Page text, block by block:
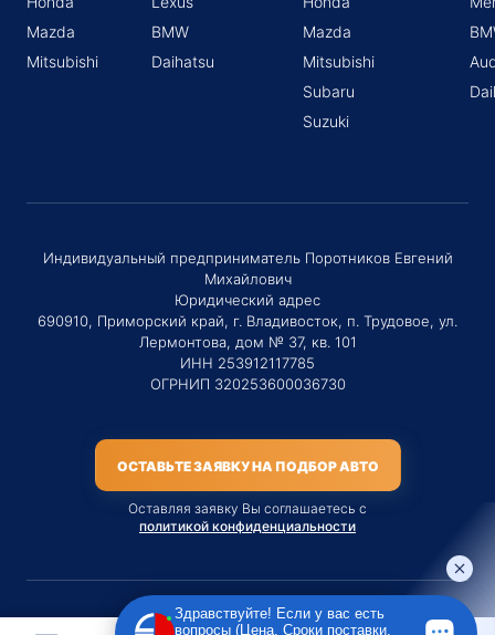
Mazda
Mitsubishi
BMW
Daihatsu
Mazda
Mitsubishi
Subaru
Suzuki
Индивидуальный предприниматель Поротников Евгений
Михайлович
Юридический адрес
690910, Приморский край, г. Владивосток, п. Трудовое, ул.
Лермонтова, дом № 37, кв. 101
ИНН 253912117785
ОГРНИП 320253600036730
ОСТАВЬТЕ ЗАЯВКУ НА ПОДБОР АВТО
Оставляя заявку Вы соглашаетесь с
политикой конфиденциальности
Здравствуйте! Если у вас есть
вопросы (Цена, Сроки поставки,